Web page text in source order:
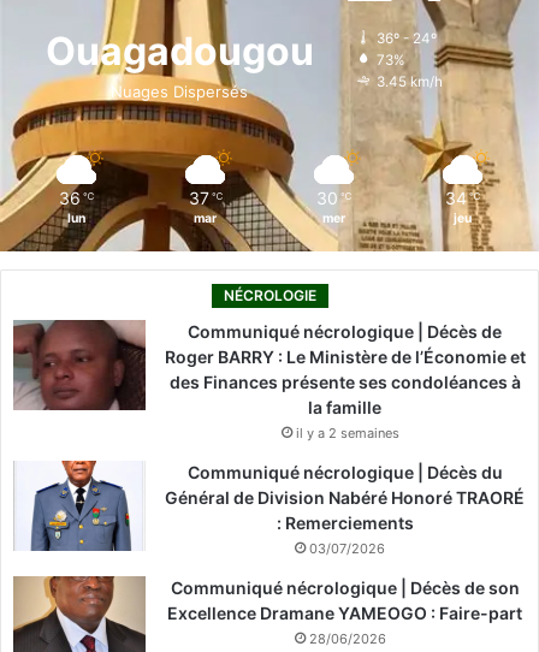
o
k
i
n
g
r
k
Ouagadougou
Nuages Dispersés
36º - 24º
73%
3.45 km/h
36 ℃
lun
37 ℃
mar
30 ℃
mer
34 ℃
jeu
NÉCROLOGIE
Communiqué nécrologique | Décès de
Roger BARRY : Le Ministère de l’Économie et
des Finances présente ses condoléances à
la famille
il y a 2 semaines
Communiqué nécrologique | Décès du
Général de Division Nabéré Honoré TRAORÉ
: Remerciements
03/07/2026
Communiqué nécrologique | Décès de son
Excellence Dramane YAMEOGO : Faire-part
28/06/2026